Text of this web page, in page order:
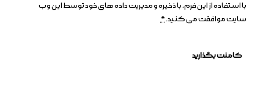
با استفاده از این فرم، با ذخیره و مدیریت داده های خود توسط این وب
سایت موافقت می کنید.*